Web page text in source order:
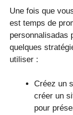
Une fois que
est temps de
personnalisadas
quelques
utiliser :
Créez un
créer un
pour